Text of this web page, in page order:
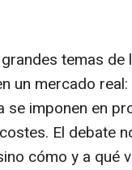
temas de
un mercado
se imponen en
El debate
cómo y a qué